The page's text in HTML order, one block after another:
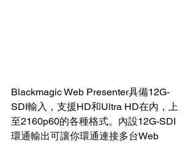
Blackmagic Web Presenter具備12G-
SDI輸入，支援HD和Ultra HD在內，上
至2160p60的各種格式。內設12G-SDI
環通輸出可讓你環通連接多台Web